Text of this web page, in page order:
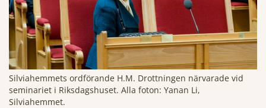
Silviahemmets ordförande H.M. Drottningen närvarade vid
seminariet i Riksdagshuset. Alla foton: Yanan Li,
Silviahemmet.